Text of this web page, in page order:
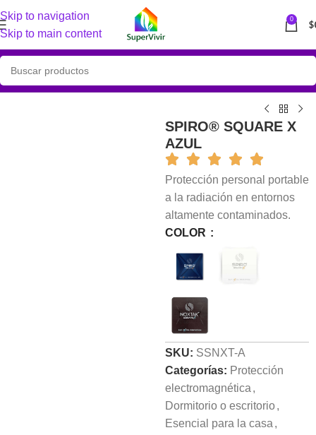
Skip to navigation
Skip to main content
0 $
SPIRO® SQUARE X
AZUL
Protección personal portable
a la radiación en entornos
altamente contaminados.
COLOR
SKU: SSNXT-A
Categorías: Protección
electromagnética ,
Dormitorio o escritorio,
Esencial para la casa ,